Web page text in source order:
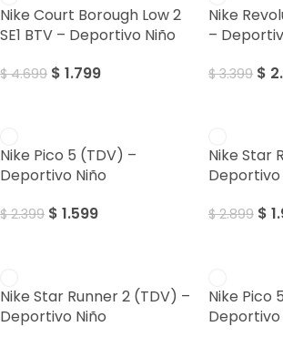
Nike Court Borough Low 2
SE1 BTV – Deportivo Niño
$4.699 $ 1.799
Nike
–
$3.399 $
Nike Pico 5 (TDV) –
Deportivo Niño
$2.399 $ 1.599
Nike Star
Deportivo
$2.899 $
Nike Star Runner 2 (TDV) –
Deportivo Niño
Nike Pico
Deportivo